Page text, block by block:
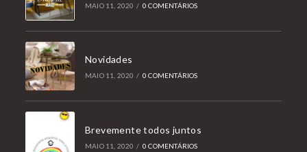
MAIO 11, 2020 / 0 COMENTÁRIOS
Novidades
MAIO 11, 2020 / 0 COMENTÁRIOS
Brevemente todos juntos
MAIO 11, 2020 / 0 COMENTÁRIOS